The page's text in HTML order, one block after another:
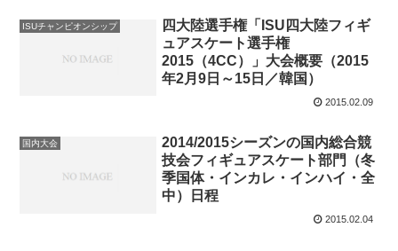
ISUチャンピオンシップ
四大陸選手権「ISU四大陸フィギ
ュアスケート選手権
2015（4CC）」大会概要（2015
年2月9日～15日／韓国）
2015.02.09
国内大会
2014/2015シーズンの国内総合競
技会フィギュアスケート部門（冬
季国体・インカレ・インハイ・全
中）日程
2015.02.04